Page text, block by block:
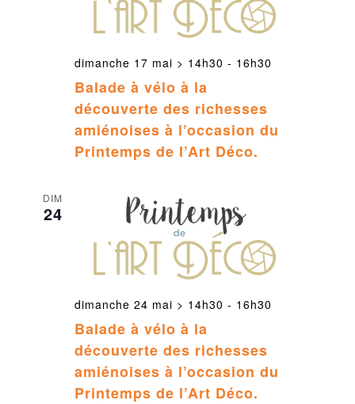
Balade à vélo à la
découverte des richesses
amiénoises à l’occasion du
Printemps de l’Art Déco.
dimanche 17 mai > 14h30 - 16h30
DIM
24
Balade à vélo à la
découverte des richesses
amiénoises à l’occasion du
Printemps de l’Art Déco.
dimanche 24 mai > 14h30 - 16h30